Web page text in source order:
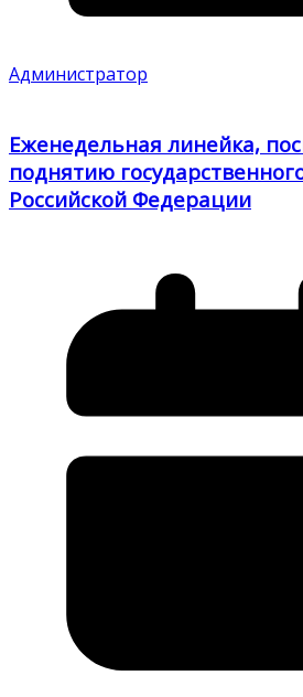
Администратор
Еженедельная линейка,
поднятию
Российской Федерации